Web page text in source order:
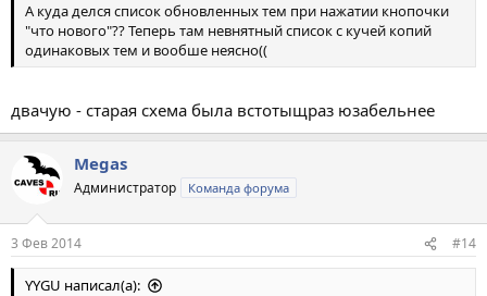
А куда делся список обновленных тем при нажатии кнопочки
"что нового"?? Теперь там невнятный список с кучей копий
одинаковых тем и вообше неясно((
двачую - старая схема была встотыщраз юзабельнее
Megas
Администратор Команда форума
3 Фев 2014 #14
YYGU написал(а):